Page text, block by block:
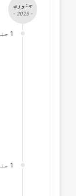
جنوری
- 2025 -
1 جنوری
1 جنوری